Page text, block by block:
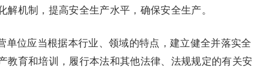
机制，提高安全生产水平，确保安全生产。
单位应当根据本行业、领域的特点，建立健全并落实全
教育和培训，履行本法和其他法律、法规规定的有关安